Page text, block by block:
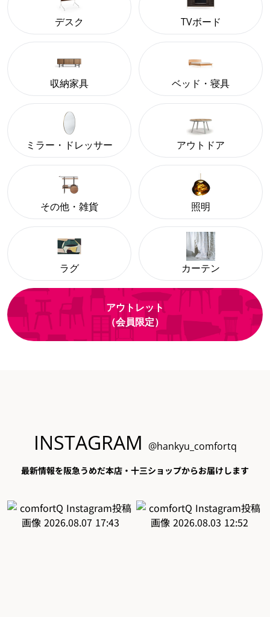
デスク TVボード
収納家具 ベッド・寝具
ミラー・ドレッサー アウトドア
その他・雑貨 照明
ラグ カーテン
アウトレット
（会員限定）
INSTAGRAM @hankyu_comfortq
最新情報を阪急うめだ本店・十三ショップからお届けします